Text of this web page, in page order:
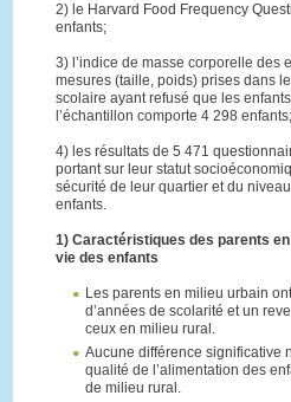
2) le Harvard Food Frequency
enfants;
3) l’indice de masse corporelle des
mesures (taille, poids) prises dans
scolaire ayant refusé que les
l’échantillon comporte 4 298 enfants;
4) les résultats de 5 471
portant sur leur statut
sécurité de leur quartier et du
enfants.
1) Caractéristiques des parents
vie des enfants
Les parents en milieu urbain
d’années de scolarité et un
ceux en milieu rural.
Aucune différence significative
qualité de l’alimentation des
de milieu rural.